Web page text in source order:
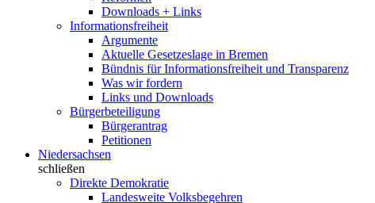
Downloads + Links
Informationsfreiheit
Argumente
Aktuelle Gesetzeslage in Bremen
Bündnis für Informationsfreiheit und Transparenz
Was wir fordern
Links und Downloads
Bürgerbeteiligung
Bürgerantrag
Petitionen
Niedersachsen
schließen
Direkte Demokratie
Landesweite Volksbegehren